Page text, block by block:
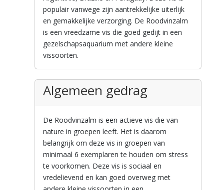
populair vanwege zijn aantrekkelijke uiterlijk
en gemakkelijke verzorging. De Roodvinzalm
is een vreedzame vis die goed gedijt in een
gezelschapsaquarium met andere kleine
vissoorten.
Algemeen gedrag
De Roodvinzalm is een actieve vis die van
nature in groepen leeft. Het is daarom
belangrijk om deze vis in groepen van
minimaal 6 exemplaren te houden om stress
te voorkomen. Deze vis is sociaal en
vredelievend en kan goed overweg met